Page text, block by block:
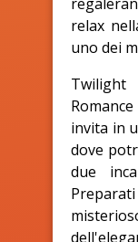
relax
uno dei
invita in
dove
due